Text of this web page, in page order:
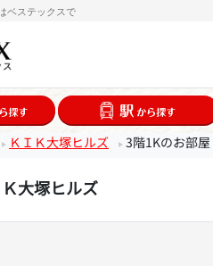
ベステックスで
ＫＩＫ大塚ヒルズ 3階1Kのお部屋
Ｋ大塚ヒルズ